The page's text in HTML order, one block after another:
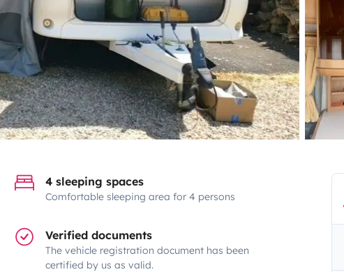
4 sleeping spaces
Comfortable sleeping area for 4 persons
Verified documents
The vehicle registration document has been
certified by us as valid.